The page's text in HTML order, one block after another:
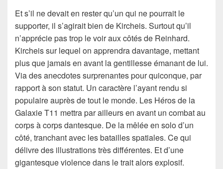
Et s’il ne devait en rester qu’un qui ne pourrait le
supporter, il s’agirait bien de Kircheis. Surtout qu’il
n’apprécie pas trop le voir aux côtés de Reinhard.
Kircheis sur lequel on apprendra davantage, mettant
plus que jamais en avant la gentillesse émanant de lui.
Via des anecdotes surprenantes pour quiconque, par
rapport à son statut. Un caractère l’ayant rendu si
populaire auprès de tout le monde. Les Héros de la
Galaxie T11 mettra par ailleurs en avant un combat au
corps à corps dantesque. De la mêlée en solo d’un
côté, tranchant avec les batailles spatiales. Ce qui
délivre des illustrations très différentes. Et d’une
gigantesque violence dans le trait alors explosif.